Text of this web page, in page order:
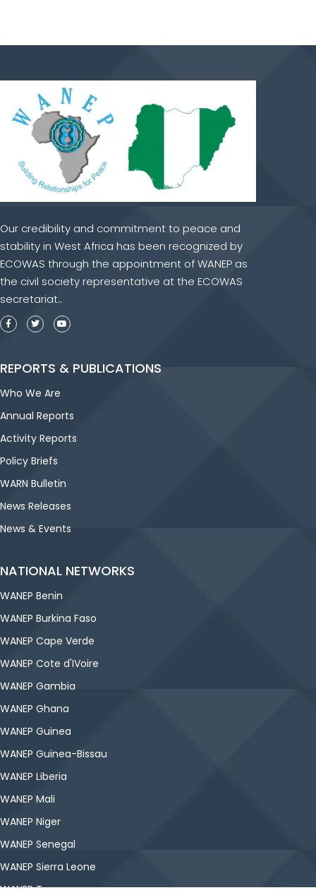
Our credibility and commitment to peace and
stability in West Africa has been recognized by
ECOWAS through the appointment of WANEP as
the civil society representative at the ECOWAS
secretariat..
REPORTS & PUBLICATIONS
Who We Are
Annual Reports
Activity Reports
Policy Briefs
WARN Bulletin
News Releases
News & Events
NATIONAL NETWORKS
WANEP Benin
WANEP Burkina Faso
WANEP Cape Verde
WANEP Cote d'IVoire
WANEP Gambia
WANEP Ghana
WANEP Guinea
WANEP Guinea-Bissau
WANEP Liberia
WANEP Mali
WANEP Niger
WANEP Senegal
WANEP Sierra Leone
WANEP Togo